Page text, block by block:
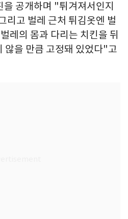
공개하며 "튀겨져서인지
리고 벌레 근처 튀김옷엔 벌
레의 몸과 다리는 치킨을 뒤
않을 만큼 고정돼 있었다"고